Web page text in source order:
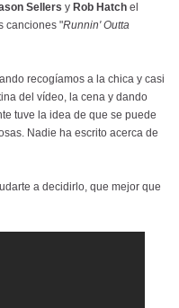
Sellers y Rob Hatch el
canciones "Runnin' Outta
recogíamos a la chica y casi
del vídeo, la cena y dando
tuve la idea de que se puede
Nadie ha escrito acerca de
a decidirlo, que mejor que